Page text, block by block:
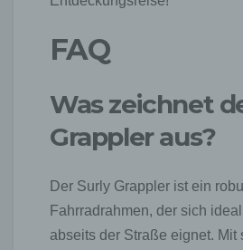
FAQ
Was zeichnet
Grappler aus?
Der Surly Grappler ist ein
Fahrradrahmen, der sich
abseits der Straße eignet. Mit